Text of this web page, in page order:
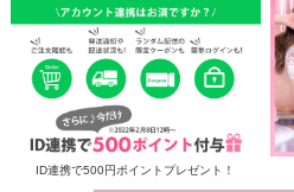
ID連携で500円ポイントプレゼント！